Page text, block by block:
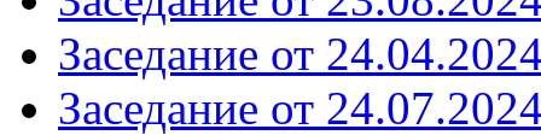
Заседание от
Заседание от